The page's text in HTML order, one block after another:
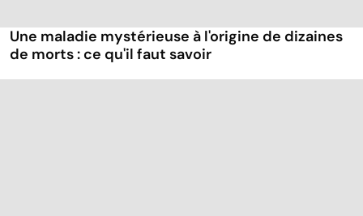
Une maladie mystérieuse à l'origine de dizaines
de morts : ce qu'il faut savoir